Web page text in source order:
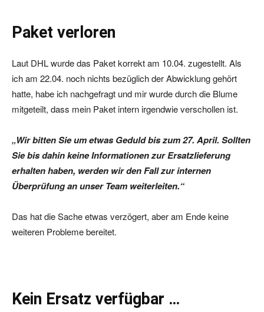
Paket verloren
Laut DHL wurde das Paket korrekt am 10.04. zugestellt. Als
ich am 22.04. noch nichts bezüglich der Abwicklung gehört
hatte, habe ich nachgefragt und mir wurde durch die Blume
mitgeteilt, dass mein Paket intern irgendwie verschollen ist.
„Wir bitten Sie um etwas Geduld bis zum 27. April. Sollten
Sie bis dahin keine Informationen zur Ersatzlieferung
erhalten haben, werden wir den Fall zur internen
Überprüfung an unser Team weiterleiten.“
Das hat die Sache etwas verzögert, aber am Ende keine
weiteren Probleme bereitet.
Kein Ersatz verfügbar …